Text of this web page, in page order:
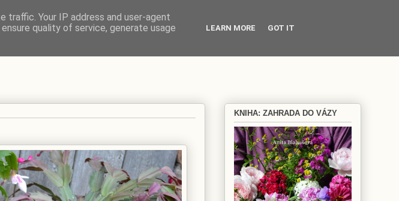
KNIHA: ZAHRADA DO VÁZY
traffic. Your IP address and user-agent
quality of service, generate usage
LEARN MORE GOT IT